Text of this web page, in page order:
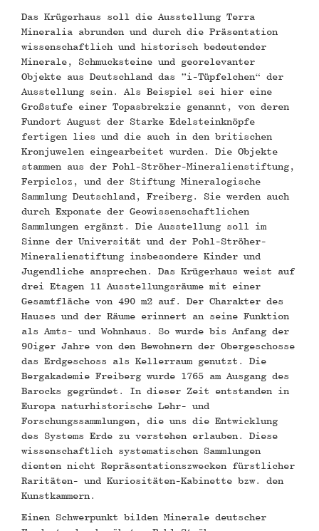
Das Krügerhaus soll die Ausstellung Terra
Mineralia abrunden und durch die Präsentation
wissenschaftlich und historisch bedeutender
Minerale, Schmucksteine und georelevanter
Objekte aus Deutschland das ”i-Tüpfelchen“ der
Ausstellung sein. Als Beispiel sei hier eine
Großstufe einer Topasbrekzie genannt, von deren
Fundort August der Starke Edelsteinknöpfe
fertigen lies und die auch in den britischen
Kronjuwelen eingearbeitet wurden. Die Objekte
stammen aus der Pohl-Ströher-Mineralienstiftung,
Ferpicloz, und der Stiftung Mineralogische
Sammlung Deutschland, Freiberg. Sie werden auch
durch Exponate der Geowissenschaftlichen
Sammlungen ergänzt. Die Ausstellung soll im
Sinne der Universität und der Pohl-Ströher-
Mineralienstiftung insbesondere Kinder und
Jugendliche ansprechen. Das Krügerhaus weist auf
drei Etagen 11 Ausstellungsräume mit einer
Gesamtfläche von 490 m2 auf. Der Charakter des
Hauses und der Räume erinnert an seine Funktion
als Amts- und Wohnhaus. So wurde bis Anfang der
90iger Jahre von den Bewohnern der Obergeschosse
das Erdgeschoss als Kellerraum genutzt. Die
Bergakademie Freiberg wurde 1765 am Ausgang des
Barocks gegründet. In dieser Zeit entstanden in
Europa naturhistorische Lehr- und
Forschungssammlungen, die uns die Entwicklung
des Systems Erde zu verstehen erlauben. Diese
wissenschaftlich systematischen Sammlungen
dienten nicht Repräsentationszwecken fürstlicher
Raritäten- und Kuriositäten-Kabinette bzw. den
Kunstkammern.
Einen Schwerpunkt bilden Minerale deutscher